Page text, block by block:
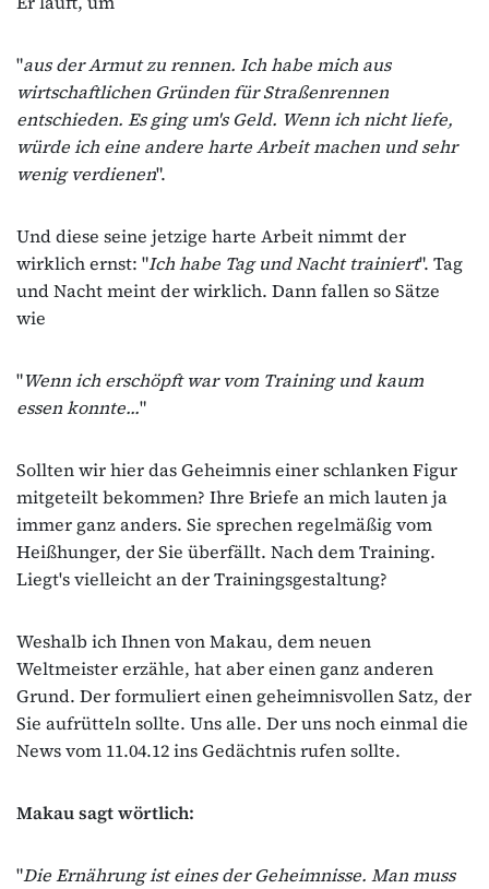
"aus der Armut zu rennen. Ich habe mich aus
wirtschaftlichen Gründen für Straßenrennen
entschieden. Es ging um's Geld. Wenn ich nicht liefe,
würde ich eine andere harte Arbeit machen und sehr
wenig verdienen".
Und diese seine jetzige harte Arbeit nimmt der
wirklich ernst: "Ich habe Tag und Nacht trainiert". Tag
und Nacht meint der wirklich. Dann fallen so Sätze
wie
"Wenn ich erschöpft war vom Training und kaum
essen konnte..."
Sollten wir hier das Geheimnis einer schlanken Figur
mitgeteilt bekommen? Ihre Briefe an mich lauten ja
immer ganz anders. Sie sprechen regelmäßig vom
Heißhunger, der Sie überfällt. Nach dem Training.
Liegt's vielleicht an der Trainingsgestaltung?
Weshalb ich Ihnen von Makau, dem neuen
Weltmeister erzähle, hat aber einen ganz anderen
Grund. Der formuliert einen geheimnisvollen Satz, der
Sie aufrütteln sollte. Uns alle. Der uns noch einmal die
News vom 11.04.12 ins Gedächtnis rufen sollte.
Makau sagt wörtlich:
"Die Ernährung ist eines der Geheimnisse. Man muss